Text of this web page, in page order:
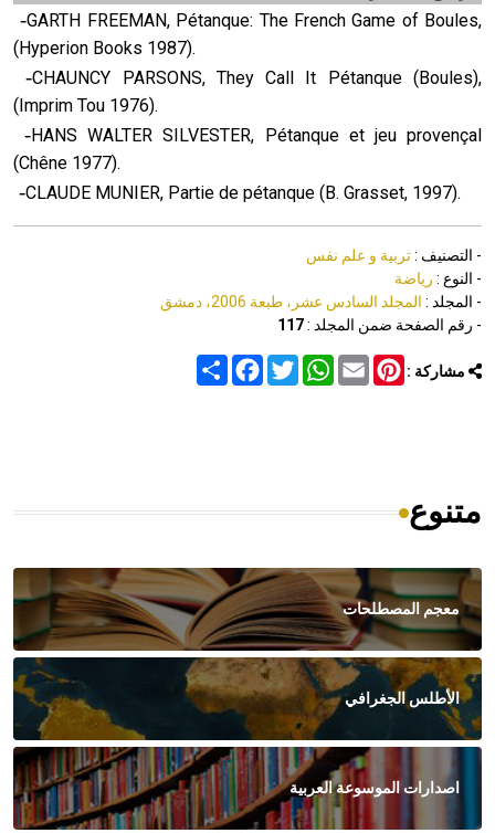
-GARTH FREEMAN, Pétanque: The French Game of Boules,
(Hyperion Books 1987).
-CHAUNCY PARSONS, They Call It Pétanque (Boules),
(Imprim Tou 1976).
-HANS WALTER SILVESTER, Pétanque et jeu provençal
(Chêne 1977).
-CLAUDE MUNIER, Partie de pétanque (B. Grasset, 1997).
- التصنيف :تربية و علم نفس
- النوع : رياضة
- المجلد : المجلد السادس عشر، طبعة 2006، دمشق
- رقم الصفحة ضمن المجلد :117
مشاركة : Share
FacebookTwitter
WhatsAppEmail
Pinterest
متنوع
معجم المصطلحات
الأطلس الجغرافي
اصدارات الموسوعة العربية